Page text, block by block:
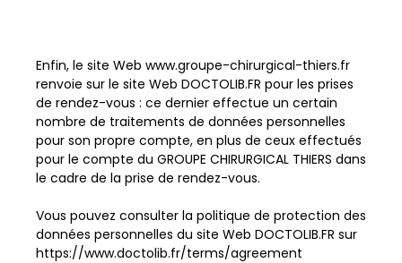
Enfin, le site Web www.groupe-chirurgical-thiers.fr
renvoie sur le site Web DOCTOLIB.FR pour les prises
de rendez-vous : ce dernier effectue un certain
nombre de traitements de données personnelles
pour son propre compte, en plus de ceux effectués
pour le compte du GROUPE CHIRURGICAL THIERS dans
le cadre de la prise de rendez-vous.
Vous pouvez consulter la politique de protection des
données personnelles du site Web DOCTOLIB.FR sur
https://www.doctolib.fr/terms/agreement